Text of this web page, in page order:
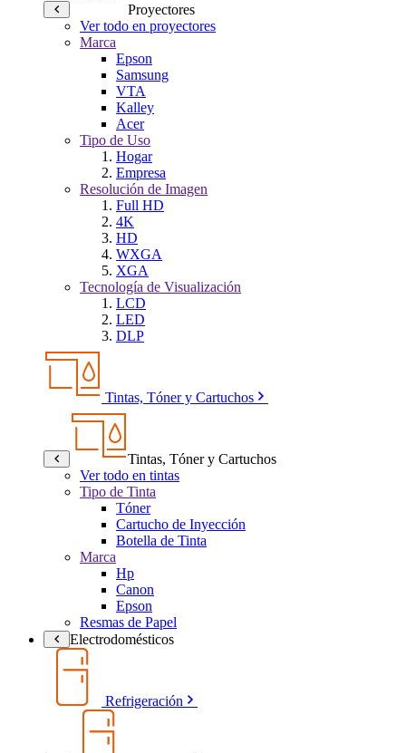
Proyectores
Ver todo en proyectores
Marca
Epson
Samsung
VTA
Kalley
Acer
Tipo de Uso
Hogar
Empresa
Resolución de Imagen
Full HD
4K
HD
WXGA
XGA
Tecnología de Visualización
LCD
LED
DLP
Tintas, Tóner y Cartuchos
Tintas, Tóner y Cartuchos
Ver todo en tintas
Tipo de Tinta
Tóner
Cartucho de Inyección
Botella de Tinta
Marca
Hp
Canon
Epson
Resmas de Papel
Electrodomésticos
Refrigeración